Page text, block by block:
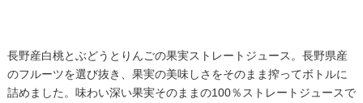
長野産白桃とぶどうとりんごの果実ストレートジュース。長野県産
のフルーツを選び抜き、果実の美味しさをそのまま搾ってボトルに
詰めました。味わい深い果実そのままの100％ストレートジュースで